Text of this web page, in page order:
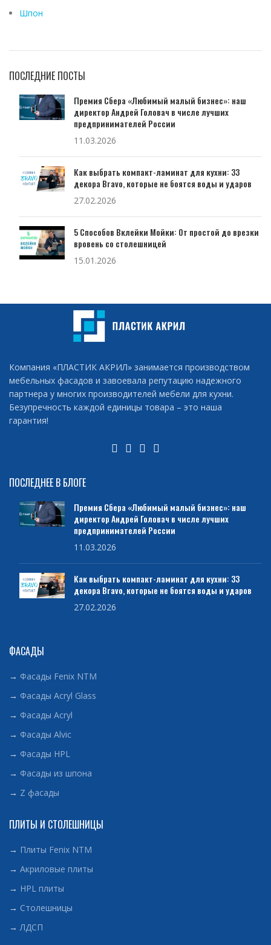
Шпон
ПОСЛЕДНИЕ ПОСТЫ
Премия Сбера «Любимый малый бизнес»: наш
директор Андрей Головач в числе лучших
предпринимателей России
11.03.2026
Как выбрать компакт-ламинат для кухни: 33
декора Bravo, которые не боятся воды и ударов
27.02.2026
5 Способов Вклейки Мойки: От простой до врезки
вровень со столешницей
15.01.2026
Компания «ПЛАСТИК АКРИЛ» занимается производством
мебельных фасадов и завоевала репутацию надежного
партнера у многих производителей мебели для кухни.
Безупречность каждой единицы товара – это наша
гарантия!
ПОСЛЕДНЕЕ В БЛОГЕ
Премия Сбера «Любимый малый бизнес»: наш
директор Андрей Головач в числе лучших
предпринимателей России
11.03.2026
Как выбрать компакт-ламинат для кухни: 33
декора Bravo, которые не боятся воды и ударов
27.02.2026
ФАСАДЫ
→ Фасады Fenix NTM
→ Фасады Acryl Glass
→ Фасады Acryl
→ Фасады Alvic
→ Фасады HPL
→ Фасады из шпона
→ Z фасады
ПЛИТЫ И СТОЛЕШНИЦЫ
→ Плиты Fenix NTM
→ Акриловые плиты
→ HPL плиты
→ Столешницы
→ЛДСП